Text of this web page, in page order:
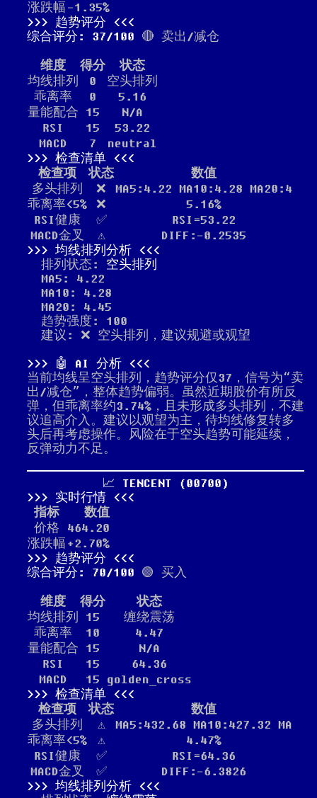
涨跌幅 -1.35%
趋势评分
综合评分: 37/100 🔴 卖出/减仓
维度 得分
状态
均线排列
0
空头排列
乖离率
0
5.16
量能配合 15
N/A
RSI
15
53.22
MACD
7
neutral
检查清单
检查项
状态
数值
多头排列
❌
MA5:4.22 MA10:4.28 MA20:4
乖离率<5%
❌
5.16%
RSI健康
✅
RSI=53.22
MACD金叉
⚠️
DIFF:-0.2535
均线排列分析
排列状态: 空头排列
MA5: 4.22
MA10: 4.28
MA20: 4.45
趋势强度: 100
建议: ❌ 空头排列，建议规避或观望
🤖 AI 分析
当前均线呈空头排列，趋势评分仅37，信号为“卖
出/减仓”，整体趋势偏弱。虽然近期股价有所反
弹，但乖离率约3.74%，且未形成多头排列，不建
议追高介入。建议以观望为主，待均线修复转多
头后再考虑操作。风险在于空头趋势可能延续，
反弹动力不足。
📈 TENCENT (00700)
实时行情
指标
数值
价格
464.20
涨跌幅 +2.70%
趋势评分
综合评分: 70/100 🟢 买入
维度 得分
状态
均线排列
15
缠绕震荡
乖离率
10
4.47
量能配合 15
N/A
RSI
15
64.36
MACD
15 golden_cross
检查清单
检查项
状态
数值
多头排列
⚠️
MA5:432.68 MA10:427.32 MA
乖离率<5%
⚠️
4.47%
RSI健康
✅
RSI=64.36
MACD金叉
✅
DIFF:-6.3826
均线排列分析